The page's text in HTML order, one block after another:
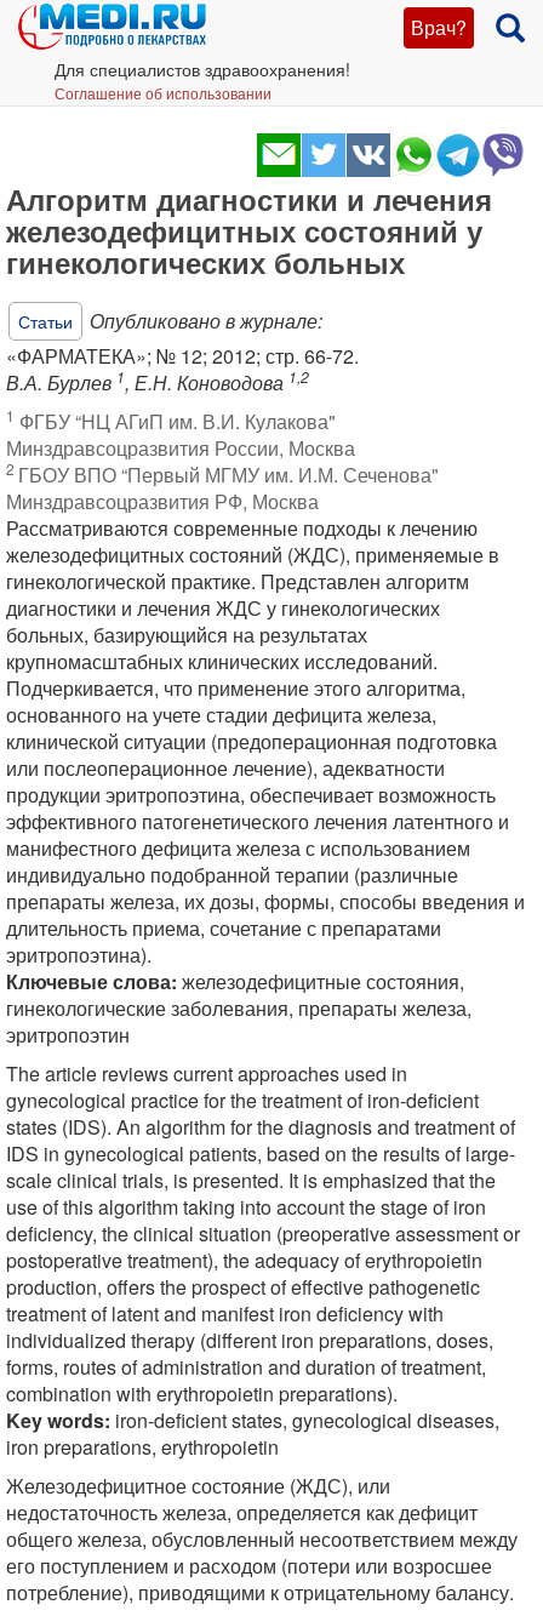
Врач?
Для специалистов здравоохранения!
Соглашение об использовании
Алгоритм диагностики и лечения
железодефицитных состояний у
гинекологических больных
Статьи
Опубликовано в журнале:
«ФАРМАТЕКА»; № 12; 2012; стр. 66-72.
В.А. Бурлев 1, Е.Н. Коноводова 1,2
1 ФГБУ “НЦ АГиП им. В.И. Кулакова"
Минздравсоцразвития России, Москва
2 ГБОУ ВПО “Первый МГМУ им. И.М. Сеченова"
Минздравсоцразвития РФ, Москва
Рассматриваются современные подходы к лечению
железодефицитных состояний (ЖДС), применяемые в
гинекологической практике. Представлен алгоритм
диагностики и лечения ЖДС у гинекологических
больных, базирующийся на результатах
крупномасштабных клинических исследований.
Подчеркивается, что применение этого алгоритма,
основанного на учете стадии дефицита железа,
клинической ситуации (предоперационная подготовка
или послеоперационное лечение), адекватности
продукции эритропоэтина, обеспечивает возможность
эффективного патогенетического лечения латентного и
манифестного дефицита железа с использованием
индивидуально подобранной терапии (различные
препараты железа, их дозы, формы, способы введения и
длительность приема, сочетание с препаратами
эритропоэтина).
Ключевые слова: железодефицитные состояния,
гинекологические заболевания, препараты железа,
эритропоэтин
The article reviews current approaches used in
gynecological practice for the treatment of iron-deficient
states (IDS). An algorithm for the diagnosis and treatment of
IDS in gynecological patients, based on the results of large-
scale clinical trials, is presented. It is emphasized that the
use of this algorithm taking into account the stage of iron
deficiency, the clinical situation (preoperative assessment or
postoperative treatment), the adequacy of erythropoietin
production, offers the prospect of effective pathogenetic
treatment of latent and manifest iron deficiency with
individualized therapy (different iron preparations, doses,
forms, routes of administration and duration of treatment,
combination with erythropoietin preparations).
Key words: iron-deficient states, gynecological diseases,
iron preparations, erythropoietin
Железодефицитное состояние (ЖДС), или
недостаточность железа, определяется как дефицит
общего железа, обусловленный несоответствием между
его поступлением и расходом (потери или возросшее
потребление), приводящими к отрицательному балансу.